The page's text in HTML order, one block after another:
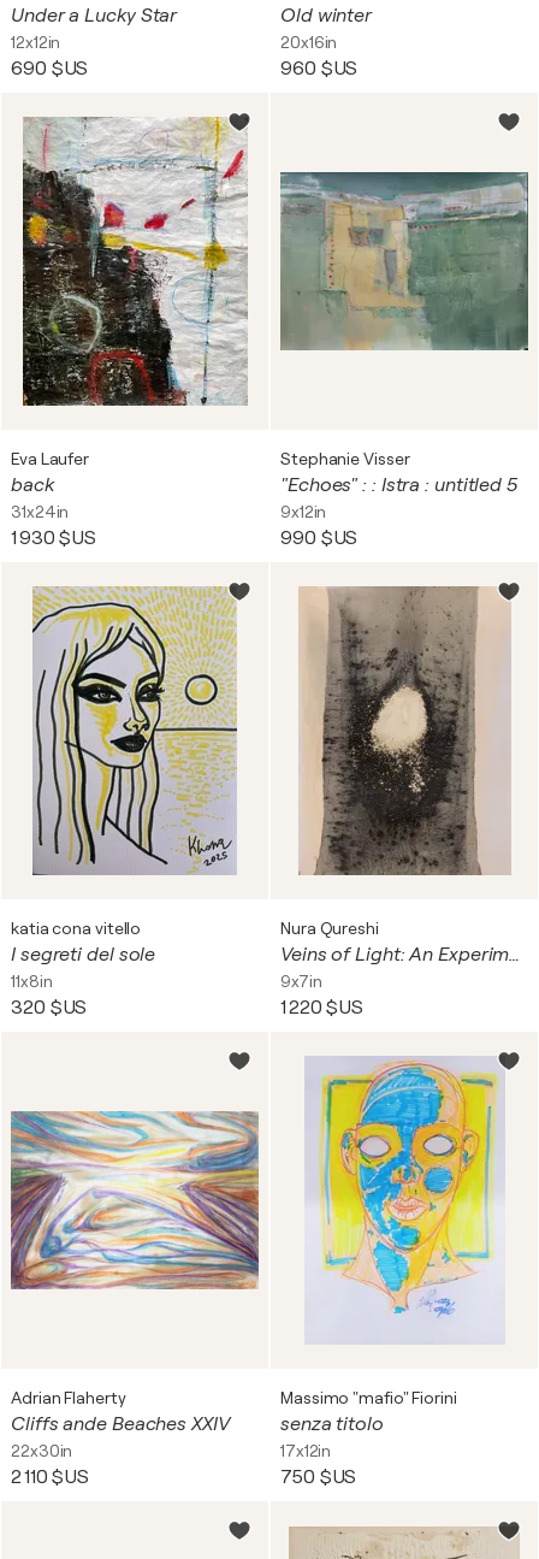
Under a Lucky Star
12x12in
690 $US
Old winter
20x16in
960 $US
Eva Laufer
back
31x24in
1 930 $US
Stephanie Visser
"Echoes" : : Istra : untitled 5
9x12in
990 $US
katia cona vitello
I segreti del sole
11x8in
320 $US
Nura Qureshi
Veins of Light: An Experimental Study in Chemigrams VI
9x7in
1 220 $US
Adrian Flaherty
Cliffs ande Beaches XXIV
22x30in
2 110 $US
Massimo "mafio" Fiorini
senza titolo
17x12in
750 $US